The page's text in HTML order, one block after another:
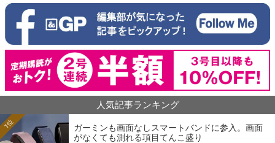
人気記事ランキング
ガーミンも画面なしスマートバンドに参入。画面
がなくても測れる項目てんこ盛り
1位